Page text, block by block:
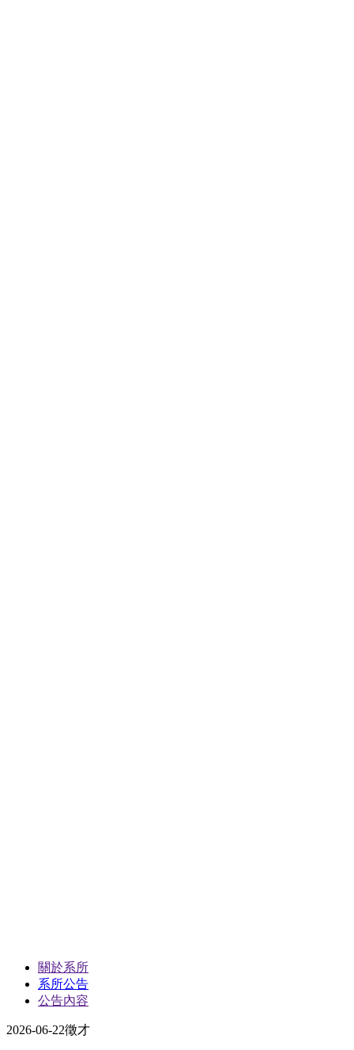
關於系所
系所公告
公告內容
2026-06-22徵才